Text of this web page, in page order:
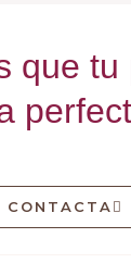
que tu
CONTACTA